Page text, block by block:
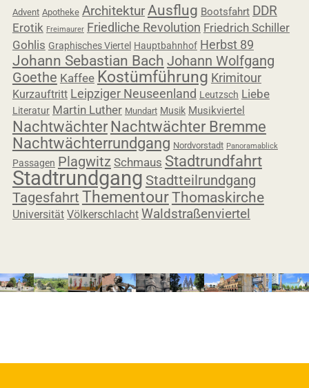
Advent Apotheke Architektur Ausflug Bootsfahrt DDR
Erotik Freimaurer Friedliche Revolution Friedrich Schiller
Gohlis Graphisches Viertel Hauptbahnhof Herbst 89
Johann Sebastian Bach Johann Wolfgang
Goethe Kaffee Kostümführung Krimitour
Kurzauftritt Leipziger Neuseenland Leutzsch Liebe
Literatur Martin Luther Mundart Musik Musikviertel
NachtwächterNachtwächter Bremme
Nachtwächterrundgang Nordvorstadt Panoramablick
Passagen Plagwitz Schmaus Stadtrundfahrt
Stadtrundgang Stadtteilrundgang
Tagesfahrt ThementourThomaskirche
Universität Völkerschlacht Waldstraßenviertel